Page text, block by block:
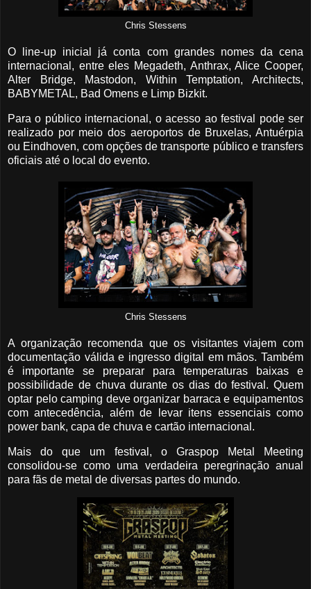
Chris Stessens
O line-up inicial já conta com grandes nomes da cena
internacional, entre eles Megadeth, Anthrax, Alice Cooper,
Alter Bridge, Mastodon, Within Temptation, Architects,
BABYMETAL, Bad Omens e Limp Bizkit.
Para o público internacional, o acesso ao festival pode ser
realizado por meio dos aeroportos de Bruxelas, Antuérpia
ou Eindhoven, com opções de transporte público e transfers
oficiais até o local do evento.
Chris Stessens
A organização recomenda que os visitantes viajem com
documentação válida e ingresso digital em mãos. Também
é importante se preparar para temperaturas baixas e
possibilidade de chuva durante os dias do festival. Quem
optar pelo camping deve organizar barraca e equipamentos
com antecedência, além de levar itens essenciais como
power bank, capa de chuva e cartão internacional.
Mais do que um festival, o Graspop Metal Meeting
consolidou-se como uma verdadeira peregrinação anual
para fãs de metal de diversas partes do mundo.